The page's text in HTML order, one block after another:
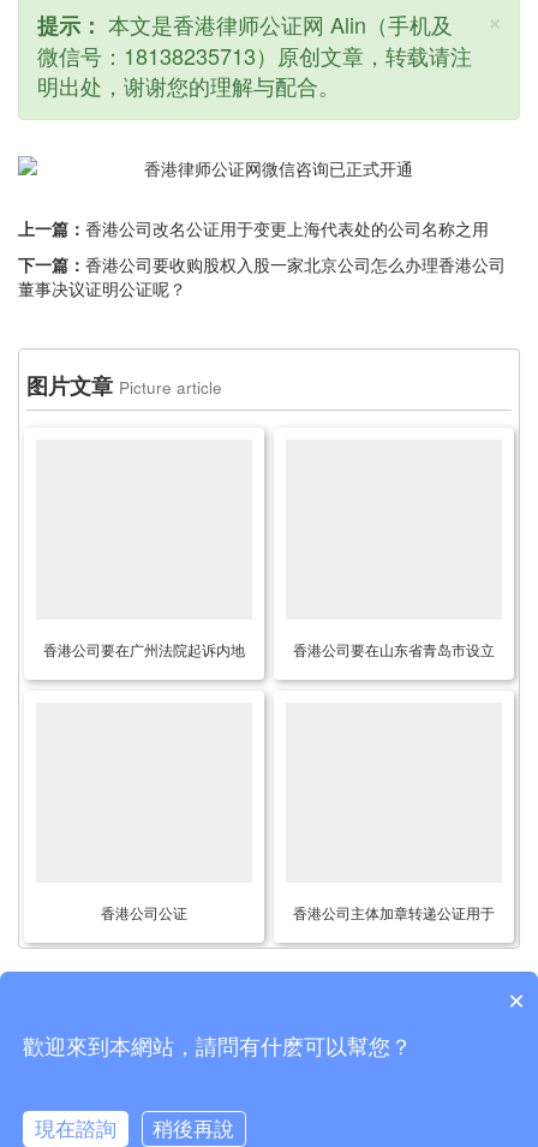
×
提示： 本文是香港律师公证网 Alin（手机及
微信号：18138235713）原创文章，转载请注
明出处，谢谢您的理解与配合。
上一篇： 香港公司改名公证用于变更上海代表处的公司名称之用
下一篇： 香港公司要收购股权入股一家北京公司怎么办理香港公司
董事决议证明公证呢？
图片文章 Picture article
香港公司要在广州法院起诉内地
公司怎么办理授权委托书公证
香港公司要在山东省青岛市设立
外商投资企业怎么办理简化版香
香港公司公证
香港公司主体加章转递公证用于
在北京市办理收购股权事宜之用
Copyright © 2015-2026 香港律师公证网 版权所有
热线：
0755-21036462
×
歡迎來到本網站，請問有什麽可以幫您？
現在諮詢 稍後再說